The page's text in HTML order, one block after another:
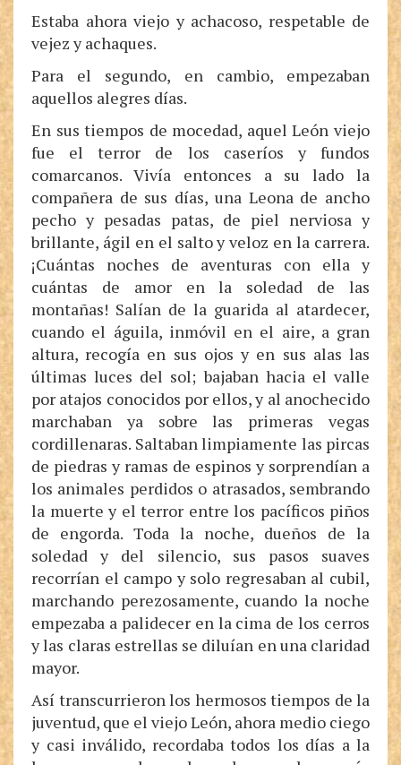
Estaba ahora viejo y achacoso, respetable de
vejez y achaques.
Para el segundo, en cambio, empezaban
aquellos alegres días.
En sus tiempos de mocedad, aquel León viejo
fue el terror de los caseríos y fundos
comarcanos. Vivía entonces a su lado la
compañera de sus días, una Leona de ancho
pecho y pesadas patas, de piel nerviosa y
brillante, ágil en el salto y veloz en la carrera.
¡Cuántas noches de aventuras con ella y
cuántas de amor en la soledad de las
montañas! Salían de la guarida al atardecer,
cuando el águila, inmóvil en el aire, a gran
altura, recogía en sus ojos y en sus alas las
últimas luces del sol; bajaban hacia el valle
por atajos conocidos por ellos, y al anochecido
marchaban ya sobre las primeras vegas
cordillenaras. Saltaban limpiamente las pircas
de piedras y ramas de espinos y sorprendían a
los animales perdidos o atrasados, sembrando
la muerte y el terror entre los pacíficos piños
de engorda. Toda la noche, dueños de la
soledad y del silencio, sus pasos suaves
recorrían el campo y solo regresaban al cubil,
marchando perezosamente, cuando la noche
empezaba a palidecer en la cima de los cerros
y las claras estrellas se diluían en una claridad
mayor.
Así transcurrieron los hermosos tiempos de la
juventud, que el viejo León, ahora medio ciego
y casi inválido, recordaba todos los días a la